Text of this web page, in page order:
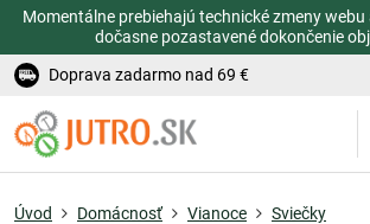
Momentálne prebiehajú technické zmeny
dočasne pozastavené dokončenie
Doprava zadarmo nad 69 €
Úvod Domácnosť Vianoce Sviečky